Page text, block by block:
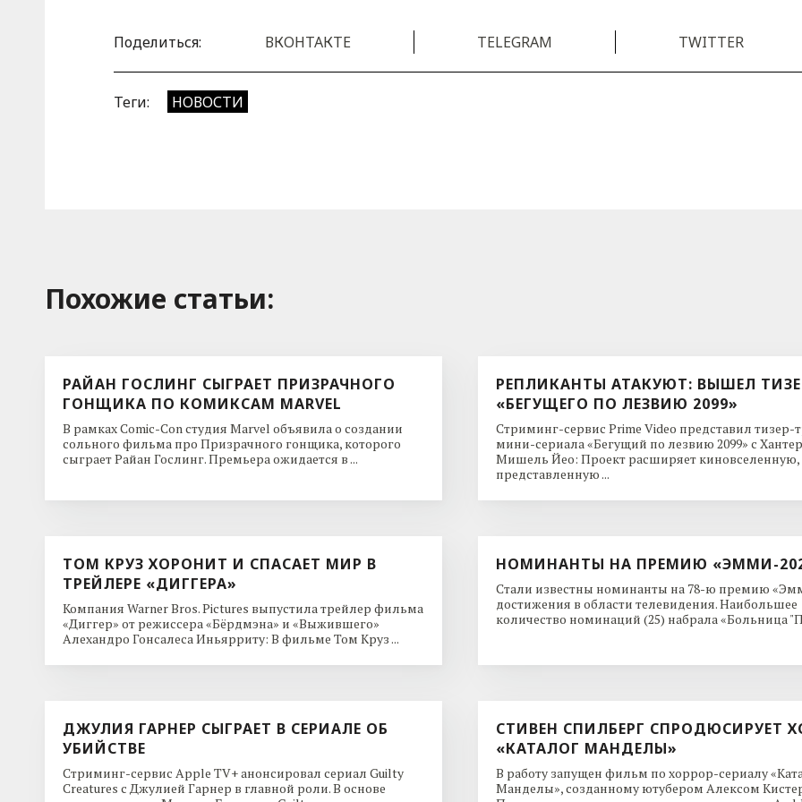
Поделиться: ВКОНТАКТЕ TELEGRAM TWITTER
Теги: НОВОСТИ
Похожие cтатьи:
РАЙАН ГОСЛИНГ СЫГРАЕТ ПРИЗРАЧНОГО
ГОНЩИКА ПО КОМИКСАМ MARVEL
В рамках Comic-Con студия Marvel объявила о создании
сольного фильма про Призрачного гонщика, которого
сыграет Райан Гослинг. Премьера ожидается в ...
РЕПЛИКАНТЫ АТАКУЮТ: ВЫШЕЛ
«БЕГУЩЕГО ПО ЛЕЗВИЮ 2099»
Стриминг-сервис Prime Video представил тизер-
мини-сериала «Бегущий по лезвию 2099» с
Мишель Йео: Проект расширяет киновселенную,
представленную ...
ТОМ КРУЗ ХОРОНИТ И СПАСАЕТ МИР В
ТРЕЙЛЕРЕ «ДИГГЕРА»
Компания Warner Bros. Pictures выпустила трейлер фильма
«Диггер» от режиссера «Бёрдмэна» и «Выжившего»
Алехандро Гонсалеса Иньярриту: В фильме Том Круз ...
НОМИНАНТЫ НА ПРЕМИЮ «ЭММИ-
Стали известны номинанты на 78-ю премию
достижения в области телевидения. Наибольшее
количество номинаций (25) набрала «Больница
ДЖУЛИЯ ГАРНЕР СЫГРАЕТ В СЕРИАЛЕ ОБ
УБИЙСТВЕ
Стриминг-сервис Apple TV+ анонсировал сериал Guilty
Creatures с Джулией Гарнер в главной роли. В основе
СТИВЕН СПИЛБЕРГ СПРОДЮСИРУЕТ
«КАТАЛОГ МАНДЕЛЫ»
В работу запущен фильм по хоррор-сериалу
Манделы», созданному ютубером Алексом